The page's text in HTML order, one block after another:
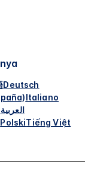
Deutsch
Italiano
العربية
PolskiTiếng Việt